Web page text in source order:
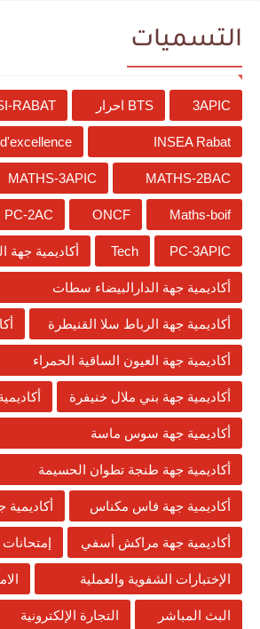
التسميات
3APIC BTS احرار RABAT
INSEA Rabat
MATHS-2BAC
MATHS-3APIC
Maths-boif
ONCF
PC-2AC
PC-3APIC
Tech أكاديمية جهة
أكاديمية جهة الدارالبيضاء سطات
أكاديمية جهة الرباط سلا القنيطرة
أكاديمية جهة العيون الساقية الحمراء
أكاديمية جهة بني ملال خنيفرة
أكاديمية جهة سوس ماسة
أكاديمية جهة طنجة تطوان الحسيمة
أكاديمية جهة فاس مكناس أكاديمية
أكاديمية جهة مراكش أسفي إمتحانات 2
الإختبارات الشفوية والعملية
البث المباشر التجارة الإلكترونية